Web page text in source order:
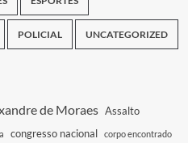
POLICIAL UNCATEGORIZED
de Moraes Assalto
congresso nacional corpo encontrado